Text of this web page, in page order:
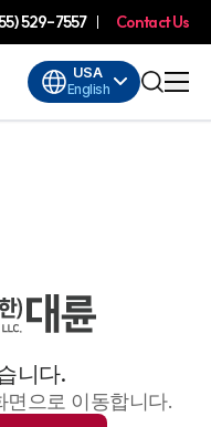
529-7557 Contact Us
USA
English
니다.
면으로 이동합니다.